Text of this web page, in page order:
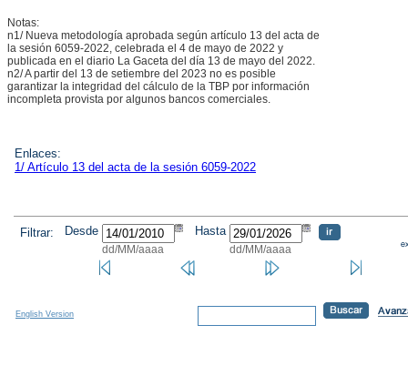
Notas:
n1/ Nueva metodología aprobada según artículo 13 del acta de
la sesión 6059-2022, celebrada el 4 de mayo de 2022 y
publicada en el diario La Gaceta del día 13 de mayo del 2022.
n2/ A partir del 13 de setiembre del 2023 no es posible
garantizar la integridad del cálculo de la TBP por información
incompleta provista por algunos bancos comerciales.
Enlaces:
1/ Artículo 13 del acta de la sesión 6059-2022
Filtrar: Desde
dd/MM/aaaa
Hasta
dd/MM/aaaa
English Version